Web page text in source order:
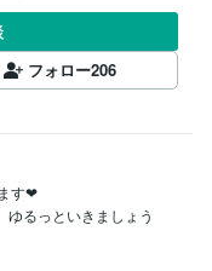
フォロー206
す❤︎
るっといきましょう